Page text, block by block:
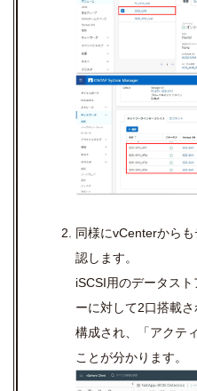
同様にvCenterから
認します。
iSCSI用のデータス
ーに対して2口搭載
構成され、「アクテ
ことが分かります。